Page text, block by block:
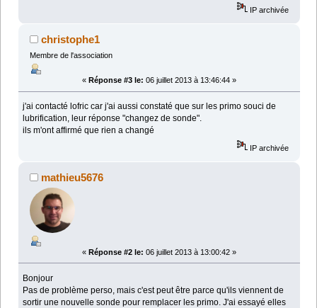
IP archivée
christophe1
Membre de l'association
« Réponse #3 le: 06 juillet 2013 à 13:46:44 »
j'ai contacté lofric car j'ai aussi constaté que sur les primo souci de
lubrification, leur réponse "changez de sonde".
ils m'ont affirmé que rien a changé
IP archivée
mathieu5676
« Réponse #2 le: 06 juillet 2013 à 13:00:42 »
Bonjour
Pas de problème perso, mais c'est peut être parce qu'ils viennent de
sortir une nouvelle sonde pour remplacer les primo. J'ai essayé elles